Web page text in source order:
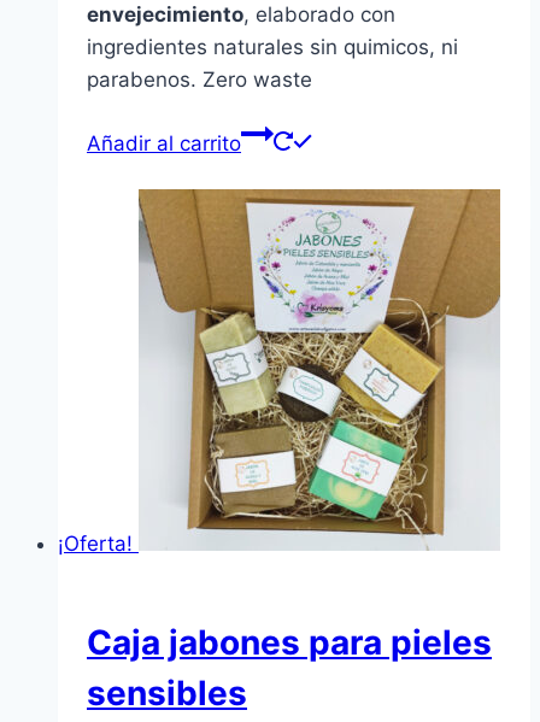
envejecimiento, elaborado con
ingredientes naturales sin quimicos, ni
parabenos. Zero waste
Añadir al carrito
¡Oferta!
Caja jabones para pieles
sensibles